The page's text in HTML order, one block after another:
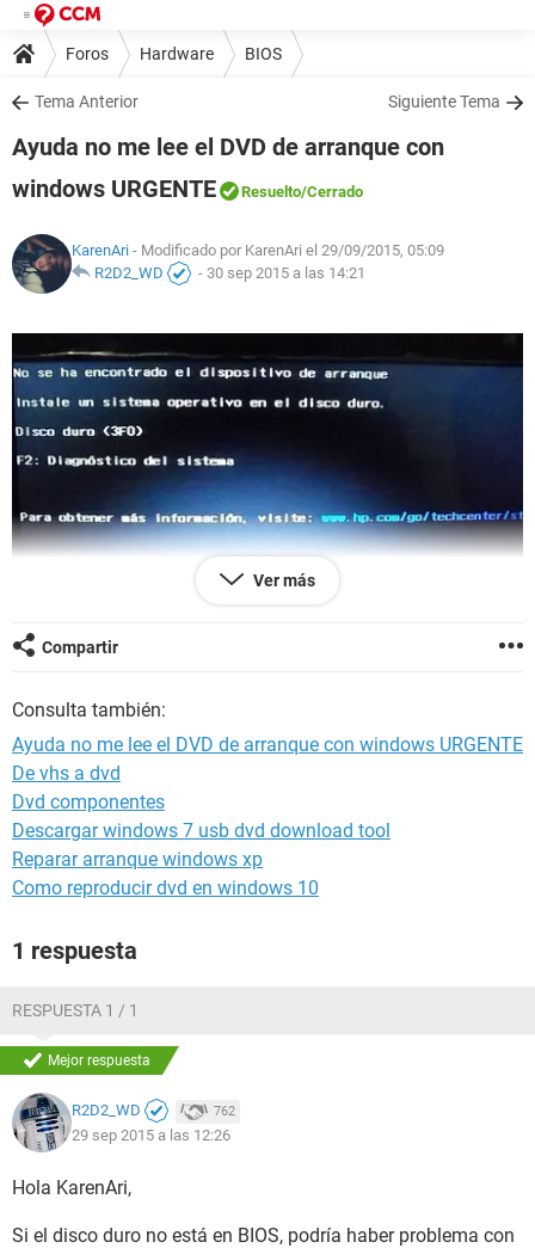
Foros Hardware BIOS
Tema Anterior Siguiente Tema
Ayuda no me lee el DVD de arranque con
windows URGENTE
Resuelto/Cerrado
KarenAri - Modificado por KarenAri el 29/09/2015, 05:09
R2D2_WD
- 30 sep 2015 a las 14:21
Hola,Necesito ayuda ya intente en poner el disco de
cambie y tampoco aquí dejo imágenes
El menú de arranque no me aparece ninguna opción solo
cuando entro en la bios
bios
Ver más
Compartir
Consulta también:
Ayuda no me lee el DVD de arranque con windows URGENTE
De vhs a dvd
Dvd componentes
Descargar windows 7 usb dvd download tool
Reparar arranque windows xp
Como reproducir dvd en windows 10
1 respuesta
RESPUESTA 1 / 1
Mejor respuesta
R2D2_WD 762
29 sep 2015 a las 12:26
Hola KarenAri,
Si el disco duro no está en BIOS, podría haber problema con